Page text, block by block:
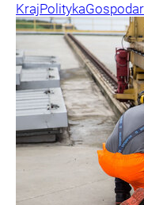
KrajPolityka